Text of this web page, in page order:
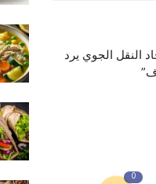
النقل الجوي يرد
0